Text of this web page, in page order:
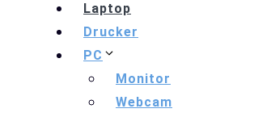
Laptop
Drucker
PC
Monitor
Webcam